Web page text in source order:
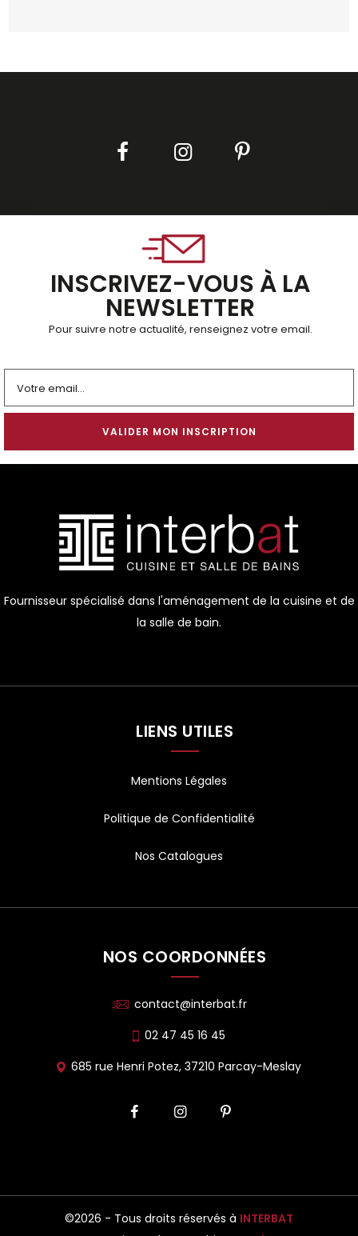
INSCRIVEZ-VOUS À LA
NEWSLETTER
Pour suivre notre actualité, renseignez votre email.
Alternative:
Fournisseur spécialisé dans l'aménagement de la cuisine et de
la salle de bain.
LIENS UTILES
Mentions Légales
Politique de Confidentialité
Nos Catalogues
NOS COORDONNÉES
contact@interbat.fr
02 47 45 16 45
685 rue Henri Potez, 37210 Parcay-Meslay
©2026 - Tous droits réservés à INTERBAT